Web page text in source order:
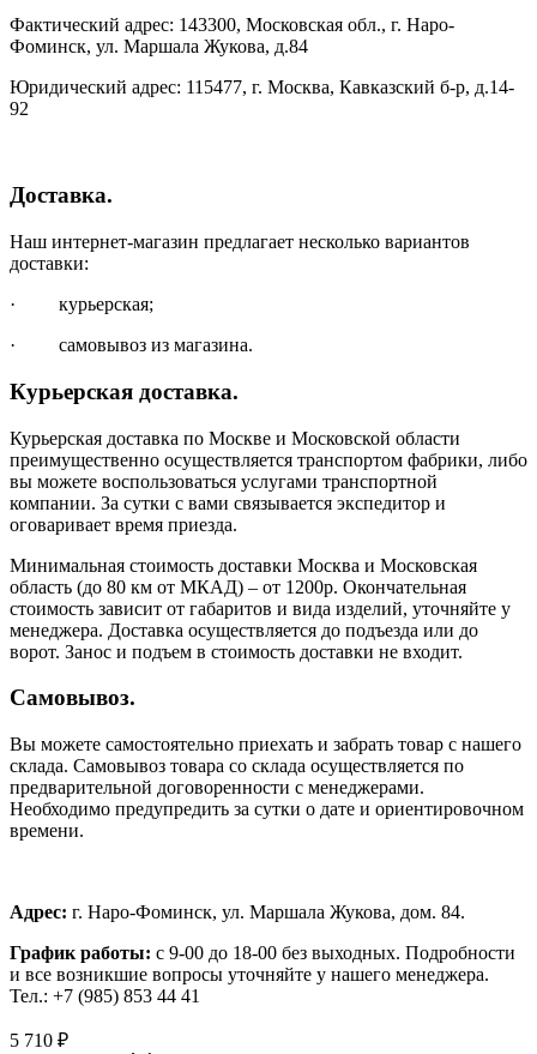
Фактический адрес: 143300, Московская обл., г. Наро-
Фоминск, ул. Маршала Жукова, д.84
Юридический адрес: 115477, г. Москва, Кавказский б-р, д.14-
92
Доставка.
Наш интернет-магазин предлагает несколько вариантов
доставки:
· курьерская;
· самовывоз из магазина.
Курьерская доставка.
Курьерская доставка по Москве и Московской области
преимущественно осуществляется транспортом фабрики, либо
вы можете воспользоваться услугами транспортной
компании. За сутки с вами связывается экспедитор и
оговаривает время приезда.
Минимальная стоимость доставки Москва и Московская
область (до 80 км от МКАД) – от 1200р. Окончательная
стоимость зависит от габаритов и вида изделий, уточняйте у
менеджера. Доставка осуществляется до подъезда или до
ворот. Занос и подъем в стоимость доставки не входит.
Самовывоз.
Вы можете самостоятельно приехать и забрать товар с нашего
склада. Самовывоз товара со склада осуществляется по
предварительной договоренности с менеджерами.
Необходимо предупредить за сутки о дате и ориентировочном
времени.
Адрес: г. Наро-Фоминск, ул. Маршала Жукова, дом. 84.
График работы: с 9-00 до 18-00 без выходных. Подробности
и все возникшие вопросы уточняйте у нашего менеджера.
Тел.: +7 (985) 853 44 41
5 710 ₽